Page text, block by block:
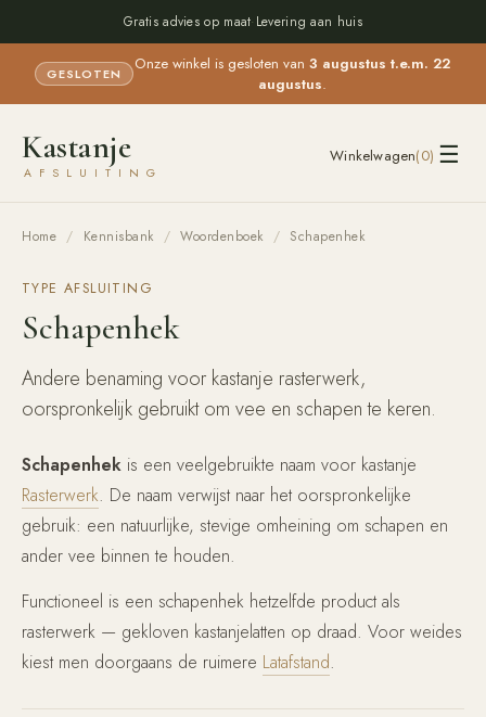
Gratis advies op maat· Levering aan huis
GESLOTEN Onze winkel is gesloten van 3 augustus t.e.m. 22
augustus.
☰
Kastanje
AFSLUITING
Winkelwagen(0)
Home / Kennisbank / Woordenboek / Schapenhek
TYPE AFSLUITING
Schapenhek
Andere benaming voor kastanje rasterwerk,
oorspronkelijk gebruikt om vee en schapen te keren.
Schapenhek is een veelgebruikte naam voor kastanje
Rasterwerk. De naam verwijst naar het oorspronkelijke
gebruik: een natuurlijke, stevige omheining om schapen en
ander vee binnen te houden.
Functioneel is een schapenhek hetzelfde product als
rasterwerk — gekloven kastanjelatten op draad. Voor weides
kiest men doorgaans de ruimere Latafstand.